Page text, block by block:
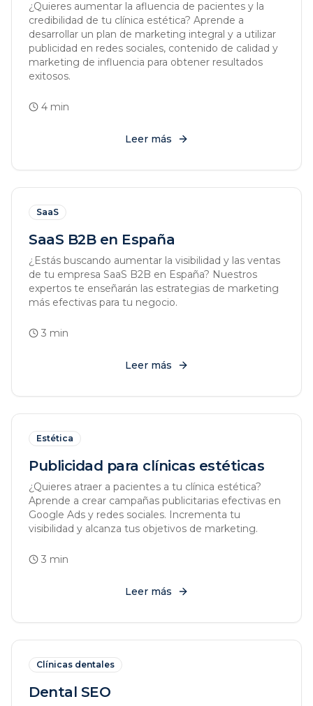
¿Quieres aumentar la afluencia de pacientes y la
credibilidad de tu clínica estética? Aprende a
desarrollar un plan de marketing integral y a utilizar
publicidad en redes sociales, contenido de calidad y
marketing de influencia para obtener resultados
exitosos.
4 min
Leer más
SaaS
SaaS B2B en España
¿Estás buscando aumentar la visibilidad y las ventas
de tu empresa SaaS B2B en España? Nuestros
expertos te enseñarán las estrategias de marketing
más efectivas para tu negocio.
3 min
Leer más
Estética
Publicidad para clínicas estéticas
¿Quieres atraer a pacientes a tu clínica estética?
Aprende a crear campañas publicitarias efectivas en
Google Ads y redes sociales. Incrementa tu
visibilidad y alcanza tus objetivos de marketing.
3 min
Leer más
Clínicas dentales
Dental SEO